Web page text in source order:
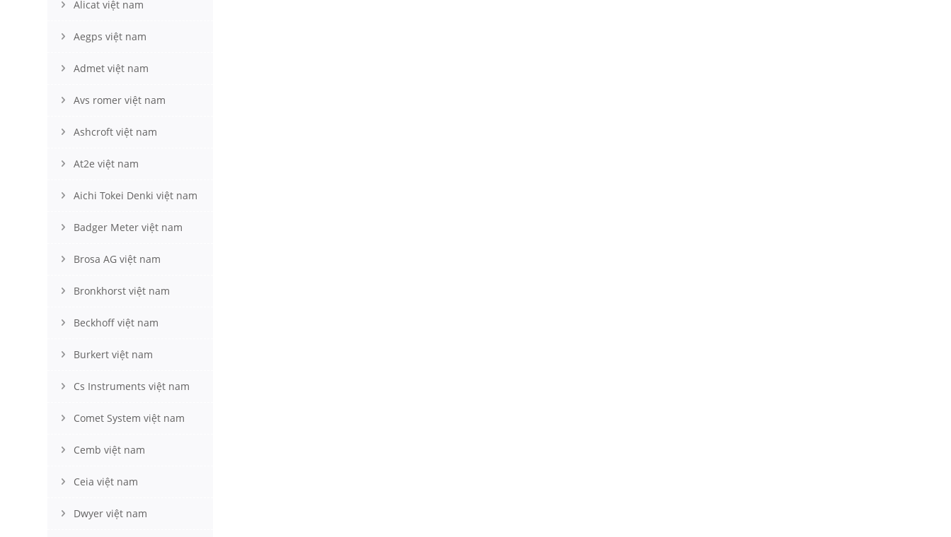
Alicat việt nam
Aegps việt nam
Admet việt nam
Avs romer việt nam
Ashcroft việt nam
At2e việt nam
Aichi Tokei Denki việt nam
Badger Meter việt nam
Brosa AG việt nam
Bronkhorst việt nam
Beckhoff việt nam
Burkert việt nam
Cs Instruments việt nam
Comet System việt nam
Cemb việt nam
Ceia việt nam
Dwyer việt nam